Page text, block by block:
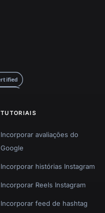
TUTORIAIS
Incorporar avaliações do
Google
Incorporar histórias Instagram
Incorporar Reels Instagram
Incorporar feed de hashtag